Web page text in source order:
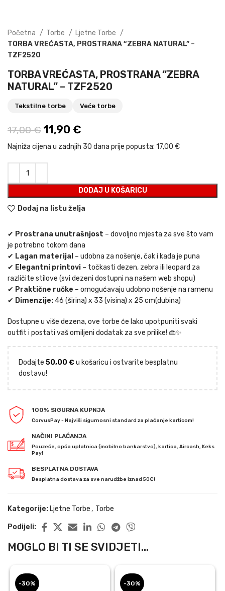
Početna Torbe
Ljetne Torbe
TORBA VREĆASTA, PROSTRANA “ZEBRA NATURAL” –
TZF2520
TORBA VREĆASTA, PROSTRANA “ZEBRA
NATURAL” – TZF2520
Tekstilne torbe Veće torbe
17,00€ Izvorna cijena bila je: 17,00 €.
11,90 €
Najniža cijena u zadnjih 30 dana prije popusta: 17,00 €
DODAJ U KOŠARICU
Dodaj na listu želja
✔ Prostrana unutrašnjost – dovoljno mjesta za sve što vam
je potrebno tokom dana
✔ Lagan materijal – udobna za nošenje, čak i kada je puna
✔ Elegantni printovi – točkasti dezen, zebra ili leopard za
različite stilove (svi dezeni dostupni na našem web shopu)
✔ Praktične ručke – omogućavaju udobno nošenje na ramenu
✔ Dimenzije: 46 (širina) x 33 (visina) x 25 cm(dubina)
Dostupne u više dezena, ove torbe će lako upotpuniti svaki
outfit i postati vaš omiljeni dodatak za sve prilike! 👜✨
Dodajte 50,00 € u košaricu i ostvarite besplatnu
dostavu!
100% SIGURNA KUPNJA
CorvusPay - Najviši sigurnosni standard za plaćanje karticom!
NAČINI PLAĆANJA
Pouzeće, opća uplatnica (mobilno bankarstvo), kartica, Aircash, Keks
Pay!
BESPLATNA DOSTAVA
Besplatna dostava za sve narudžbe iznad 50€!
Kategorije: Ljetne Torbe, Torbe
Podijeli:
MOGLO BI TI SE SVIDJETI...
-30% -30%